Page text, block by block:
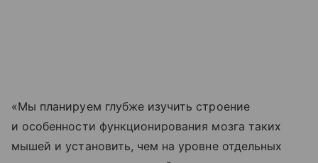
«Мы планируем глубже изучить строение
и особенности функционирования мозга таких
мышей и установить, чем на уровне отдельных